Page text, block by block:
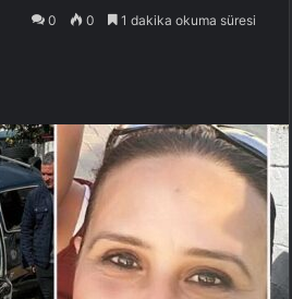
0 0 1 dakika okuma süresi